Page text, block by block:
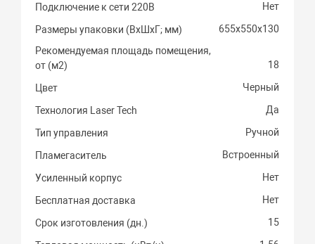
Подключение к сети 220В Нет
Размеры упаковки (ВхШхГ; мм)
655х550х130
Рекомендуемая площадь помещения,
от (м2)
18
Цвет Черный
Технология Laser Tech Да
Тип управления Ручной
Пламегаситель Встроенный
Усиленный корпус Нет
Бесплатная доставка Нет
Срок изготовления (дн.) 15